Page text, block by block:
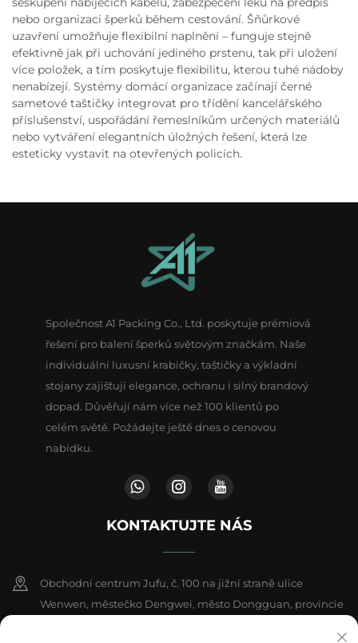
nebo organizaci šperků během cestování. Šňůrkové
uzavření umožňuje flexibilní naplnění – funguje stejně
efektivně jak při uchování jediného prstenu, tak při uložení
více položek, a tím poskytuje flexibilitu, kterou tuhé nádoby
nenabízejí. Systémy domácí organizace začínají černé
sametové taštičky integrovat pro třídění kancelářského
příslušenství, uspořádání řemeslníkům určených materiálů
nebo vytváření elegantních úložných řešení, která lze
esteticky vystavit na otevřených policích.
Společnost A1 Packing Co., Ltd. poskytuje prémiová
řešení pro balení šperků světovým značkám. Naše
individuální luxusní krabičky, taštičky a výkladní
stojany zajišťují elegance, ochranu i silný brandový
dopad. Důvěřují nám více než 100 klientů po
celém světě. Požádejte ještě dnes o cenovou
nabídku.
KONTAKTUJTE NÁS
Obchodní centrum Jufu, č. 100 na jižní straně ulice
Wenwen, městečko Dengwei, město Dongguan, provincie